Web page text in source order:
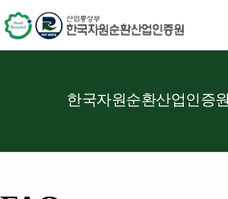
한국자원순환산업인증원